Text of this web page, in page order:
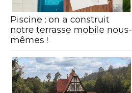
Piscine : on a construit
notre terrasse mobile nous-
mêmes !